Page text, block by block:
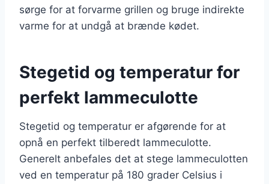
sørge for at forvarme grillen og bruge indirekte
varme for at undgå at brænde kødet.
Stegetid og temperatur for
perfekt lammeculotte
Stegetid og temperatur er afgørende for at
opnå en perfekt tilberedt lammeculotte.
Generelt anbefales det at stege lammeculotten
ved en temperatur på 180 grader Celsius i